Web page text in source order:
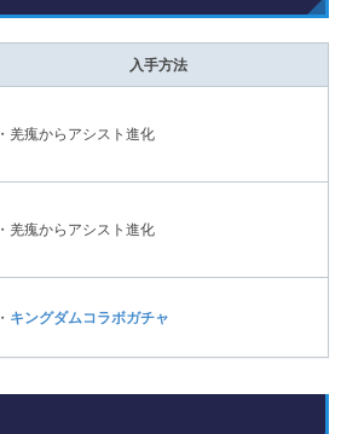
入手方法
・羌瘣からアシスト進化
・羌瘣からアシスト進化
・ キングダムコラボガチャ